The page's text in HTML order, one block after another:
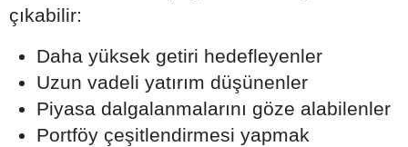
çıkabilir:
Daha yüksek getiri hedefleyenler
Uzun vadeli yatırım düşünenler
Piyasa dalgalanmalarını göze alabilenler
Portföy çeşitlendirmesi yapmak